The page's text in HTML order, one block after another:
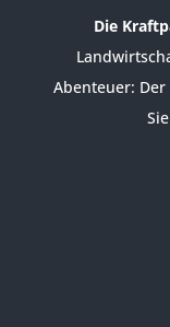
Die
Abenteuer: